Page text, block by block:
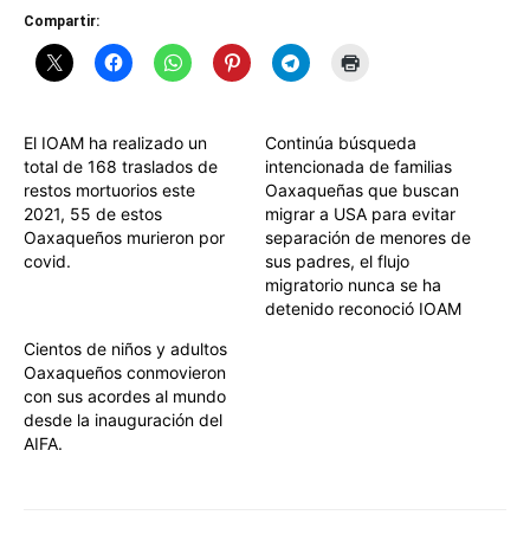
Compartir:
El IOAM ha realizado un
total de 168 traslados de
restos mortuorios este
2021, 55 de estos
Oaxaqueños murieron por
covid.
Continúa búsqueda
intencionada de familias
Oaxaqueñas que buscan
migrar a USA para evitar
separación de menores de
sus padres, el flujo
migratorio nunca se ha
detenido reconoció IOAM
Cientos de niños y adultos
Oaxaqueños conmovieron
con sus acordes al mundo
desde la inauguración del
AIFA.